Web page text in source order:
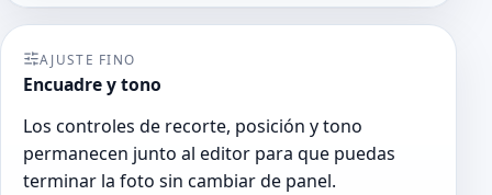
AJUSTE FINO
Encuadre y tono
Los controles de recorte, posición y tono
permanecen junto al editor para que puedas
terminar la foto sin cambiar de panel.